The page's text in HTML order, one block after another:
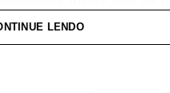
montagem e
criações no ar.
LENDO